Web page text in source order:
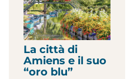
La città di
Amiens e il suo
“oro blu”